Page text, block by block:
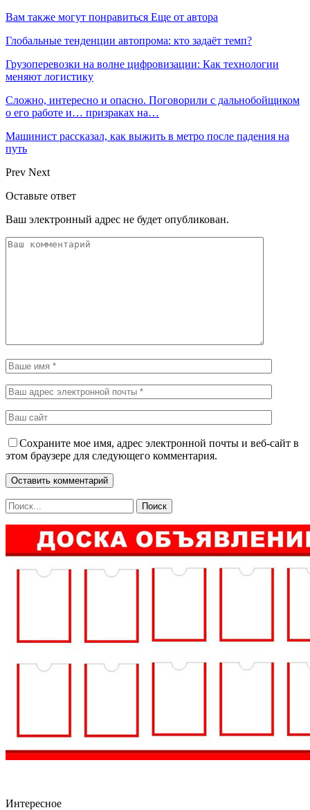
Вам также могут понравиться Еще от автора
Глобальные тенденции автопрома: кто задаёт темп?
Грузоперевозки на волне цифровизации: Как технологии
меняют логистику
Сложно, интересно и опасно. Поговорили с дальнобойщиком
о его работе и… призраках на…
Машинист рассказал, как выжить в метро после падения на
путь
Prev Next
Оставьте ответ
Ваш электронный адрес не будет опубликован.
Сохраните мое имя, адрес электронной почты и веб-сайт в
этом браузере для следующего комментария.
Интересное